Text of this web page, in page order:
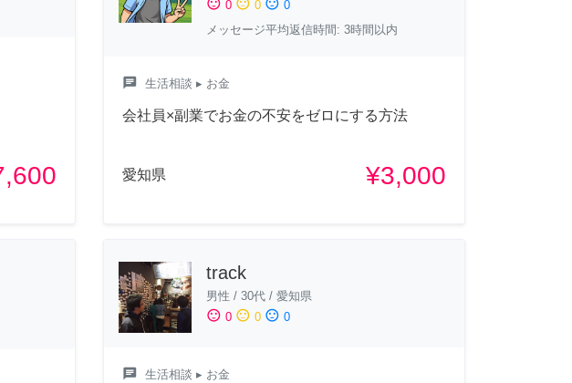
0 0
0
メッセージ平均返信時間: 3時間以内
chat 生活相談 ▸ お金
会社員×副業でお金の不安をゼロにする方法
愛知県 ¥3,000
track
男性 / 30代/ 愛知県
sentiment_satisfied 0 sentiment_neutral 0 sentiment_dissatisfied 0
chat 生活相談 ▸ お金